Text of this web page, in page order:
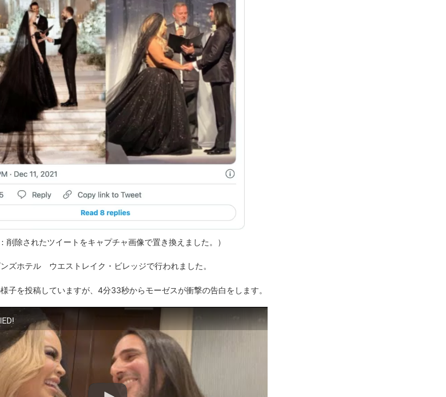
削除されたツイートをキャプチャ画像で置き換えました。）
ズホテル ウエストレイク・ビレッジで行われました。
子を投稿していますが、4分33秒からモーゼスが衝撃の告白をします。